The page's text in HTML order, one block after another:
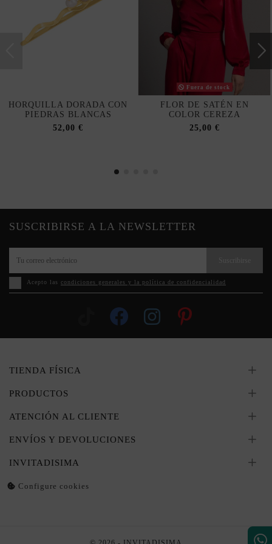
HORQUILLA DORADA CON
PIEDRAS BLANCAS
52,00 €
Fuera de stock
FLOR DE SATÉN EN
COLOR CEREZA
25,00 €
SUSCRIBIRSE A LA NEWSLETTER
Acepto las condiciones generales y la política de confidencialidad
TIENDA FÍSICA
PRODUCTOS
ATENCIÓN AL CLIENTE
ENVÍOS Y DEVOLUCIONES
INVITADISIMA
Configure cookies